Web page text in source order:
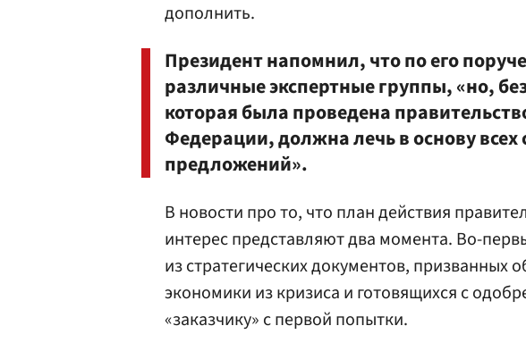
дополнить.
Президент напомнил, что по его
различные экспертные группы, «но,
которая была проведена
Федерации, должна лечь в основу
предложений».
В новости про то, что план действия
интерес представляют два момента. Во-
из стратегических документов, призванных
экономики из кризиса и готовящихся с
«заказчику» с первой попытки.